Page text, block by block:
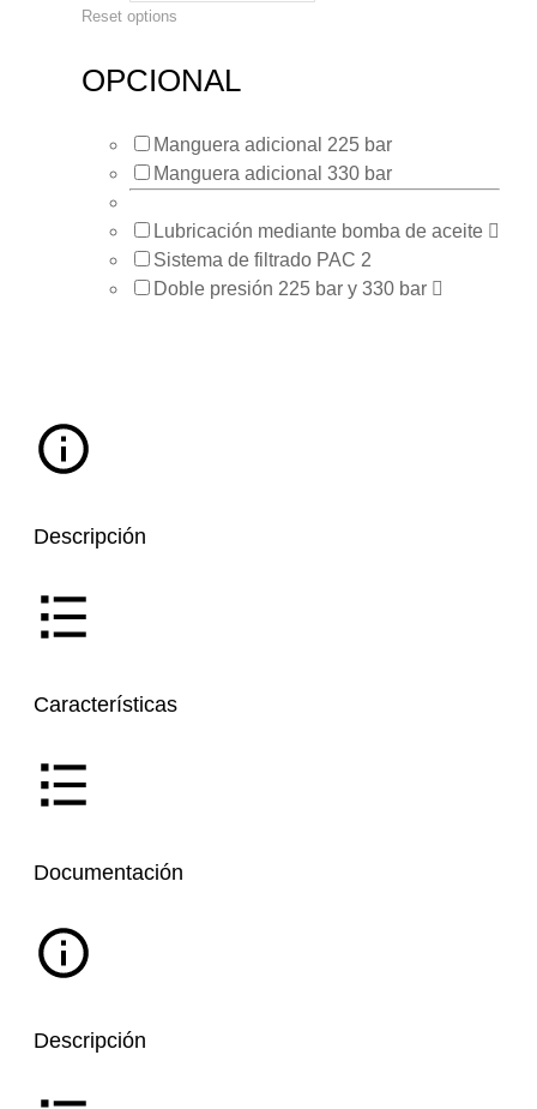
Reset options
OPCIONAL
Manguera adicional 225 bar
Manguera adicional 330 bar
Lubricación mediante bomba de aceite
Sistema de filtrado PAC 2
Doble presión 225 bar y 330 bar
Descripción
Características
Documentación
Descripción